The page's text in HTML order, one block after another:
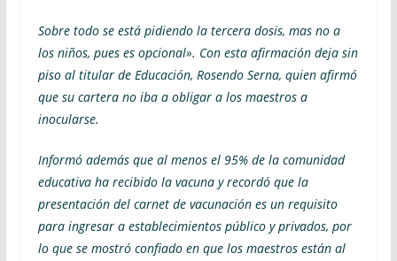
Sobre todo se está pidiendo la tercera dosis, mas no a
los niños, pues es opcional». Con esta afirmación deja sin
piso al titular de Educación, Rosendo Serna, quien afirmó
que su cartera no iba a obligar a los maestros a
inocularse.
Informó además que al menos el 95% de la comunidad
educativa ha recibido la vacuna y recordó que la
presentación del carnet de vacunación es un requisito
para ingresar a establecimientos público y privados, por
lo que se mostró confiado en que los maestros están al